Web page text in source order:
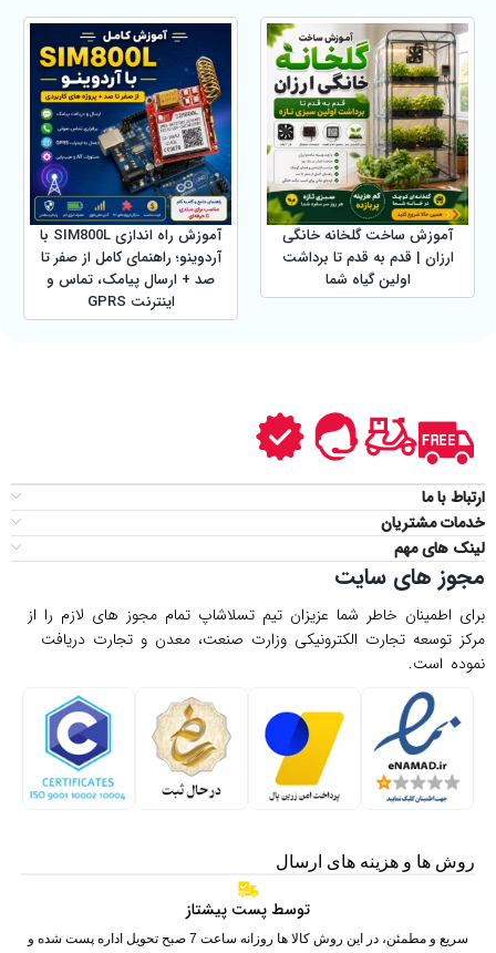
آموزش ساخت گلخانه خانگی
ارزان | قدم به قدم تا برداشت
اولین گیاه شما
آموزش راه اندازی SIM800L با
آردوینو؛ راهنمای کامل از صفر تا
صد + ارسال پیامک، تماس و
اینترنت GPRS
ارتباط با ما
خدمات مشتریان
لینک های مهم
مجوز های سایت
برای اطمینان خاطر شما عزیزان تیم تسلاشاپ تمام مجوز های لازم را از
مركز توسعه تجارت الكترونیكی وزارت صنعت، معدن و تجارت دریافت
نموده است.
روش ها و هزینه های ارسال
توسط پست پیشتاز
سریع و مطمئن، در این روش کالا ها روزانه ساعت 7 صبح تحویل اداره پست شده و